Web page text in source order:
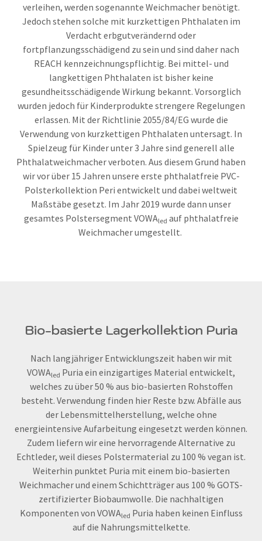
verleihen, werden sogenannte Weichmacher benötigt.
Jedoch stehen solche mit kurzkettigen Phthalaten im
Verdacht erbgutverändernd oder
fortpflanzungsschädigend zu sein und sind daher nach
REACH kennzeichnungspflichtig. Bei mittel- und
langkettigen Phthalaten ist bisher keine
gesundheitsschädigende Wirkung bekannt. Vorsorglich
wurden jedoch für Kinderprodukte strengere Regelungen
erlassen. Mit der Richtlinie 2055/84/EG wurde die
Verwendung von kurzkettigen Phthalaten untersagt. In
Spielzeug für Kinder unter 3 Jahre sind generell alle
Phthalatweichmacher verboten. Aus diesem Grund haben
wir vor über 15 Jahren unsere erste phthalatfreie PVC-
Polsterkollektion Peri entwickelt und dabei weltweit
Maßstäbe gesetzt. Im Jahr 2019 wurde dann unser
gesamtes Polstersegment VOWAled auf phthalatfreie
Weichmacher umgestellt.
Bio-basierte Lagerkollektion Puria
Nach langjähriger Entwicklungszeit haben wir mit
VOWAled Puria ein einzigartiges Material entwickelt,
welches zu über 50 % aus bio-basierten Rohstoffen
besteht. Verwendung finden hier Reste bzw. Abfälle aus
der Lebensmittelherstellung, welche ohne
energieintensive Aufarbeitung eingesetzt werden können.
Zudem liefern wir eine hervorragende Alternative zu
Echtleder, weil dieses Polstermaterial zu 100 % vegan ist.
Weiterhin punktet Puria mit einem bio-basierten
Weichmacher und einem Schichtträger aus 100 % GOTS-
zertifizierter Biobaumwolle. Die nachhaltigen
Komponenten von VOWAled Puria haben keinen Einfluss
auf die Nahrungs­mittelkette.